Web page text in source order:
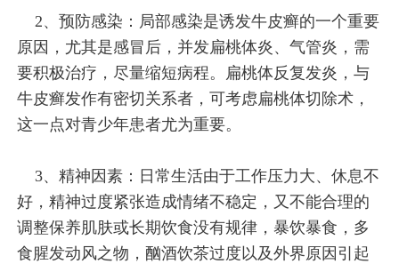
2、预防感染：局部感染是诱发牛皮癣的一个重要
原因，尤其是感冒后，并发扁桃体炎、气管炎，需
要积极治疗，尽量缩短病程。扁桃体反复发炎，与
牛皮癣发作有密切关系者，可考虑扁桃体切除术，
这一点对青少年患者尤为重要。
3、精神因素：日常生活由于工作压力大、休息不
好，精神过度紧张造成情绪不稳定，又不能合理的
调整保养肌肤或长期饮食没有规律，暴饮暴食，多
食腥发动风之物，酗酒饮茶过度以及外界原因引起